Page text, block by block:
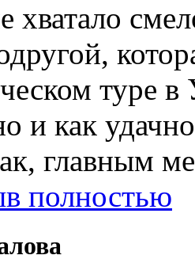
хватало
туре
и как
главным
полностью